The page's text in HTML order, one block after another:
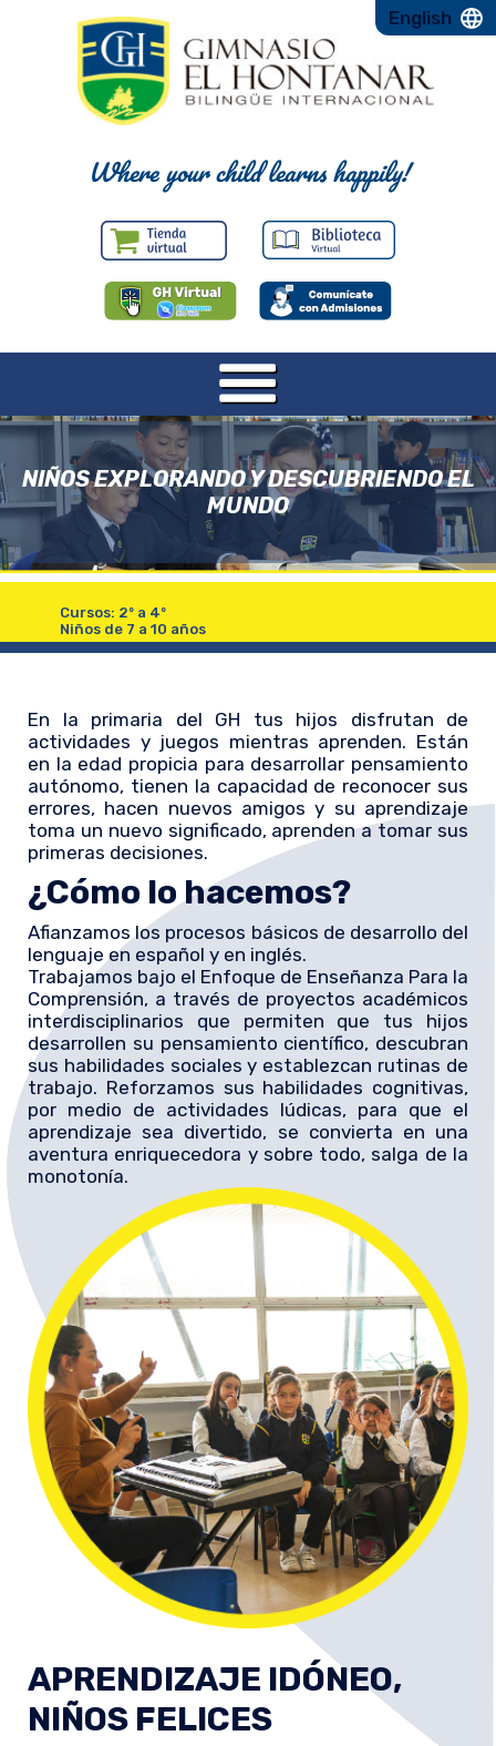
Where your child learns happily!
English
NIÑOS EXPLORANDO Y DESCUBRIENDO EL
MUNDO
Cursos: 2º a 4º
Niños de 7 a 10 años
En la primaria del GH tus hijos disfrutan de
actividades y juegos mientras aprenden. Están
en la edad propicia para desarrollar pensamiento
autónomo, tienen la capacidad de reconocer sus
errores, hacen nuevos amigos y su aprendizaje
toma un nuevo significado, aprenden a tomar sus
primeras decisiones.
¿Cómo lo hacemos?
Afianzamos los procesos básicos de desarrollo del
lenguaje en español y en inglés.
Trabajamos bajo el Enfoque de Enseñanza Para la
Comprensión, a través de proyectos académicos
interdisciplinarios que permiten que tus hijos
desarrollen su pensamiento científico, descubran
sus habilidades sociales y establezcan rutinas de
trabajo. Reforzamos sus habilidades cognitivas,
por medio de actividades lúdicas, para que el
aprendizaje sea divertido, se convierta en una
aventura enriquecedora y sobre todo, salga de la
monotonía.
APRENDIZAJE IDÓNEO,
NIÑOS FELICES